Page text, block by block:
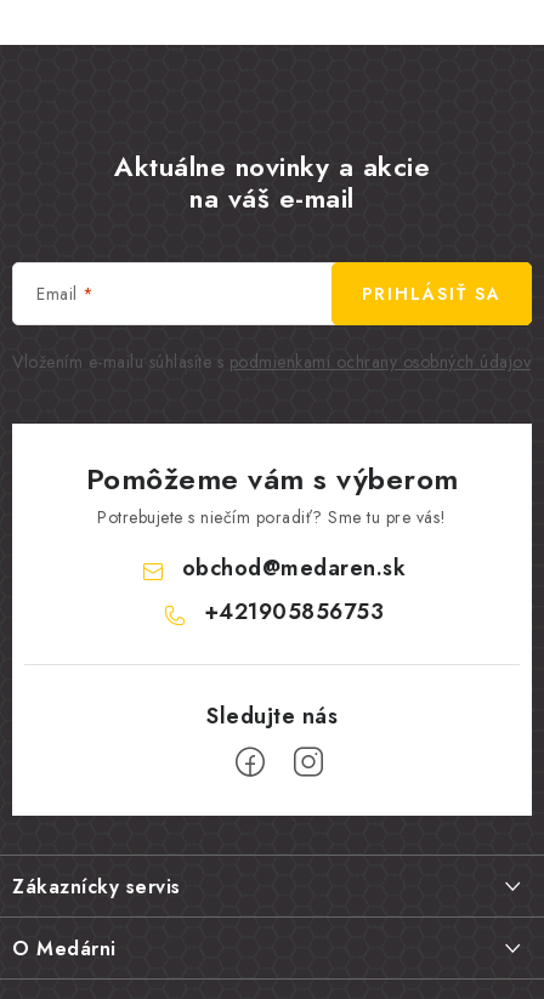
Aktuálne novinky a akcie
na váš e-mail
Email
Vložením e-mailu súhlasíte s podmienkami ochrany osobných údajov
PRIHLÁSIŤ SA
Pomôžeme vám s výberom
Potrebujete s niečím poradiť? Sme tu pre vás!
obchod@medaren.sk
+421905856753
Z
á
p
ä
Zákaznícky servis
Vrátenie tovaru, výmena a reklamácie
O Medárni